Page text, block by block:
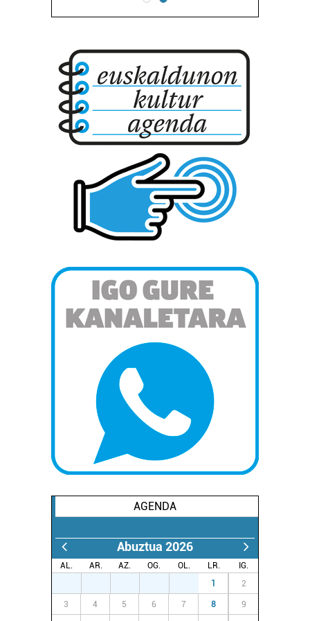
AGENDA
Abuztua 2026
AL. AR. AZ. OG. OL. LR.
IG.
1 2
3 4 5 6 7 8 9